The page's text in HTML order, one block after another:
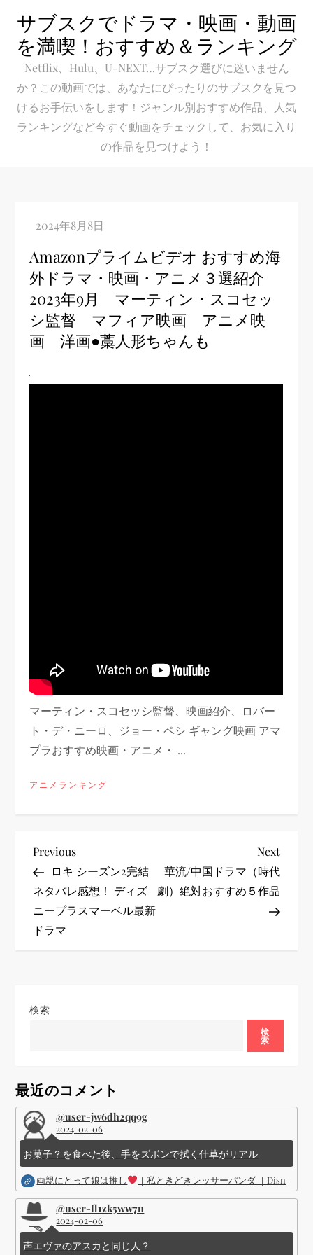
content
サブスクでドラマ・映画・動画
を満喫！おすすめ＆ランキング
Netflix、Hulu、U-NEXT…サブスク選びに迷いません
か？この動画では、あなたにぴったりのサブスクを見つ
けるお手伝いをします！ジャンル別おすすめ作品、人気
ランキングなど今すぐ動画をチェックして、お気に入り
の作品を見つけよう！
Amazonプライムビデオ おすすめ海
外ドラマ・映画・アニメ３選紹介
2023年9月 マーティン・スコセッ
シ監督 マフィア映画 アニメ映
画 洋画●藁人形ちゃんも
マーティン・スコセッシ監督、映画紹介、ロバー
ト・デ・ニーロ、ジョー・ペシ ギャング映画 アマ
プラおすすめ映画・アニメ・ ...
アニメランキング
投
稿
ナ
ー
ョ
ン
Previous
Post
Previous
ロキ シーズン2完結
ネタバレ感想！ ディズ
ニープラスマーベル最新
ドラマ
Next
Post
Next
華流/中国ドラマ（時代
劇）絶対おすすめ５作品
検索
検
索
最近のコメント
@user-jw6dh2qq9g
2024-02-06
お菓子？を食べた後、手をズボンで拭く仕草がリアル
両親にとって娘は推し ｜私ときどきレッサーパンダ ｜Disney (
@user-fl1zk5ww7n
2024-02-06
声エヴァのアスカと同じ人？